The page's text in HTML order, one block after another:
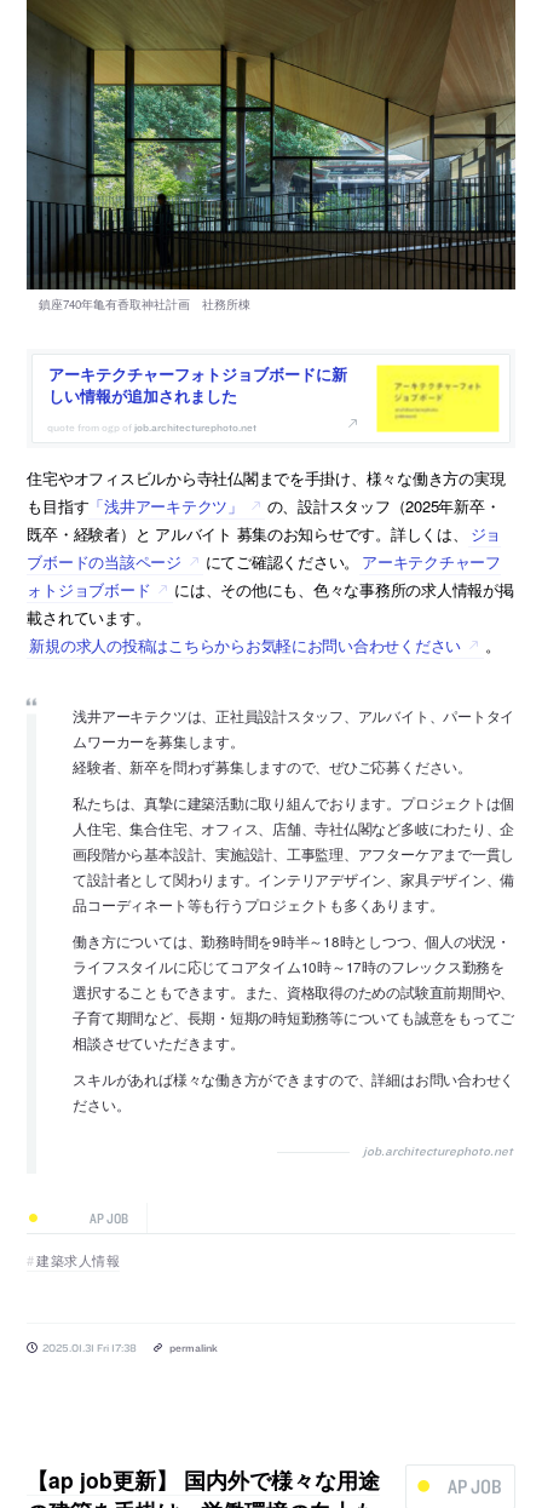
アーキテクチャーフォトジョブボードに新
しい情報が追加されました
job.architecturephoto.net
住宅やオフィスビルから寺社仏閣までを手掛け、様々な働き方の実現
も目指す 「浅井アーキテクツ」
の、設計スタッフ（2025年新卒・
既卒・経験者）と アルバイト 募集のお知らせです。詳しくは、
ジョ
ブボードの当該ページ
にてご確認ください。
アーキテクチャーフ
ォトジョブボード
には、その他にも、色々な事務所の求人情報が掲
載されています。
新規の求人の投稿はこちらからお気軽にお問い合わせください
。
浅井アーキテクツは、正社員設計スタッフ、アルバイト、パートタイ
ムワーカーを募集します。
経験者、新卒を問わず募集しますので、ぜひご応募ください。
私たちは、真摯に建築活動に取り組んでおります。プロジェクトは個
人住宅、集合住宅、オフィス、店舗、寺社仏閣など多岐にわたり、企
画段階から基本設計、実施設計、工事監理、アフターケアまで一貫し
て設計者として関わります。インテリアデザイン、家具デザイン、備
品コーディネート等も行うプロジェクトも多くあります。
働き方については、勤務時間を9時半～18時としつつ、個人の状況・
ライフスタイルに応じてコアタイム10時～17時のフレックス勤務を
選択することもできます。また、資格取得のための試験直前期間や、
子育て期間など、長期・短期の時短勤務等についても誠意をもってご
相談させていただきます。
スキルがあれば様々な働き方ができますので、詳細はお問い合わせく
ださい。
job.architecturephoto.net
AP JOB
建築求人情報
2025.01.31 Fri 17:38 permalink
AP JOB
【ap job更新】 国内外で様々な用途